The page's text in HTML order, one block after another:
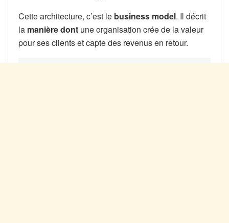
Cette architecture, c’est le business model. Il décrit
la manière dont une organisation crée de la valeur
pour ses clients et capte des revenus en retour.